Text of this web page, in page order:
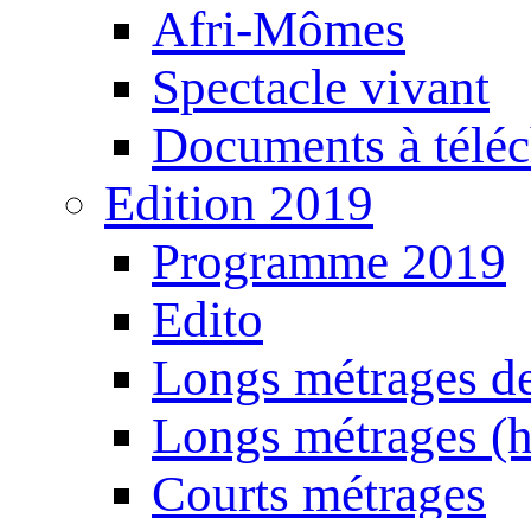
Afri-Mômes
Spectacle vivant
Documents à
Edition 2019
Programme 2019
Edito
Longs métrages
Longs métrages
Courts métrages